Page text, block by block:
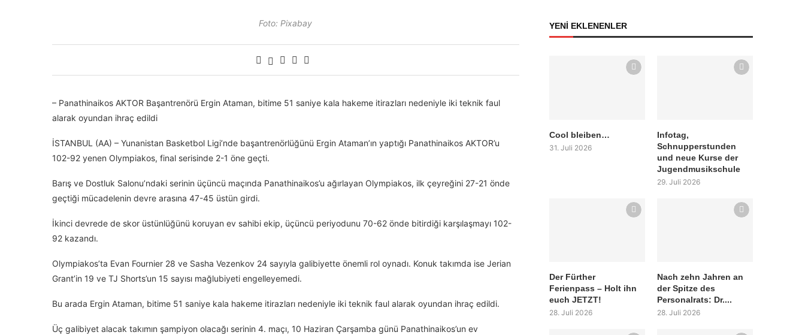
Foto: Pixabay
– Panathinaikos AKTOR Başantrenörü Ergin Ataman, bitime 51 saniye kala hakeme itirazları nedeniyle iki teknik faul
alarak oyundan ihraç edildi
İSTANBUL (AA) – Yunanistan Basketbol Ligi’nde başantrenörlüğünü Ergin Ataman’ın yaptığı Panathinaikos AKTOR’u
102-92 yenen Olympiakos, final serisinde 2-1 öne geçti.
Barış ve Dostluk Salonu’ndaki serinin üçüncü maçında Panathinaikos’u ağırlayan Olympiakos, ilk çeyreğini 27-21 önde
geçtiği mücadelenin devre arasına 47-45 üstün girdi.
İkinci devrede de skor üstünlüğünü koruyan ev sahibi ekip, üçüncü periyodunu 70-62 önde bitirdiği karşılaşmayı 102-
92 kazandı.
Olympiakos’ta Evan Fournier 28 ve Sasha Vezenkov 24 sayıyla galibiyette önemli rol oynadı. Konuk takımda ise Jerian
Grant’in 19 ve TJ Shorts’un 15 sayısı mağlubiyeti engelleyemedi.
Bu arada Ergin Ataman, bitime 51 saniye kala hakeme itirazları nedeniyle iki teknik faul alarak oyundan ihraç edildi.
Üç galibiyet alacak takımın şampiyon olacağı serinin 4. maçı, 10 Haziran Çarşamba günü Panathinaikos’un ev
YENİ EKLENENLER
Cool bleiben…
31. Juli 2026
Infotag,
Schnupperstunden
und neue Kurse der
Jugendmusikschule
29. Juli 2026
Der Fürther
Ferienpass – Holt ihn
euch JETZT!
28. Juli 2026
Nach zehn Jahren an
der Spitze des
Personalrats: Dr....
28. Juli 2026